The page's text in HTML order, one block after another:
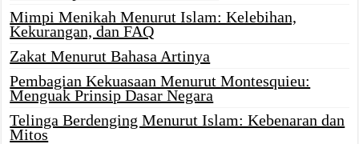
Mimpi Menikah Menurut Islam: Kelebihan,
Kekurangan, dan FAQ
Zakat Menurut Bahasa Artinya
Pembagian Kekuasaan Menurut Montesquieu:
Menguak Prinsip Dasar Negara
Telinga Berdenging Menurut Islam: Kebenaran dan
Mitos